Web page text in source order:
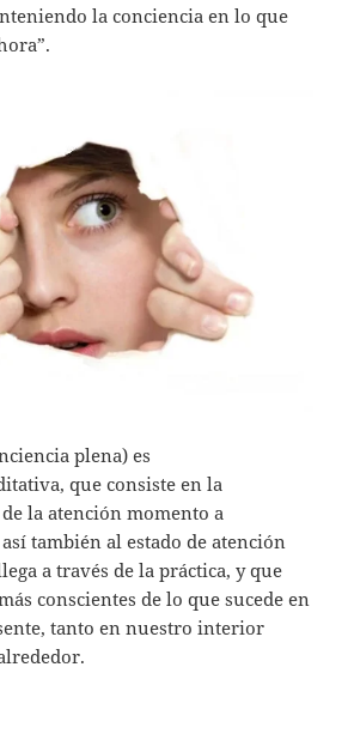
la conciencia en lo que
plena) es
que consiste en la
la atención momento a
también al estado de atención
a través de la práctica, y que
conscientes de lo que sucede en
tanto en nuestro interior